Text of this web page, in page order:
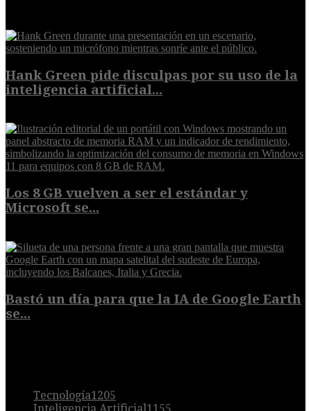
Hank Green pide disculpas por su uso de la
inteligencia artificial...
Los 8 GB vuelven a ser el estándar y
Microsoft se...
Bastó un día para que la IA de Google Earth
se...
Tecnología1205